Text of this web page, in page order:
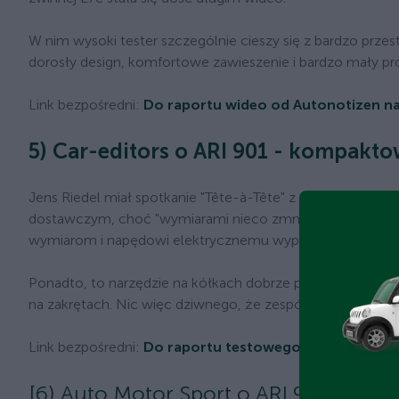
W nim wysoki tester szczególnie cieszy się z bardzo
dorosły design, komfortowe zawieszenie i bardzo mały
Link bezpośredni: Do raportu wideo od Autonotizen
5) Car-editors o ARI 901 -
Jens Riedel miał spotkanie "Tête-à-Tête" z ARI 901
dostawczym, choć "wymiarami nieco zmniejszonymi".
wymiarom i napędowi elektrycznemu wypełnia "niszę,
Ponadto, to narzędzie na kółkach dobrze porusza się
na zakrętach. Nic więc dziwnego, że zespół Car-editors
Link bezpośredni: Do raportu testowego ARI 901 od
[6) Auto Motor Sport o ARI 901 -